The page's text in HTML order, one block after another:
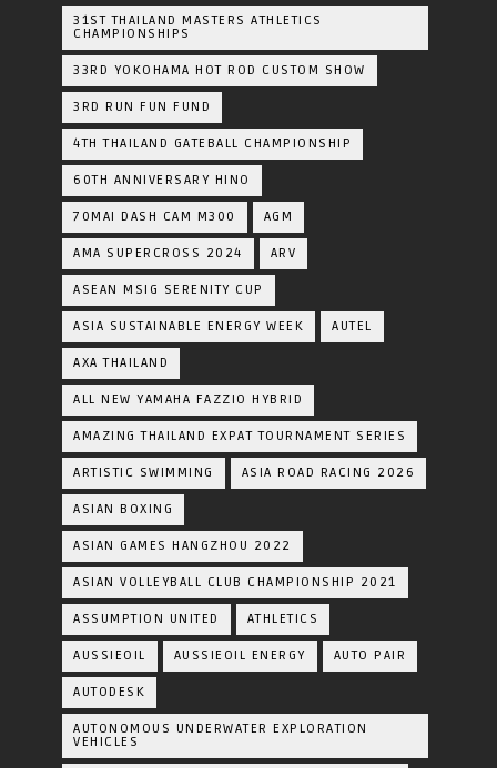
31ST THAILAND MASTERS ATHLETICS
CHAMPIONSHIPS
33RD YOKOHAMA HOT ROD CUSTOM SHOW
3RD RUN FUN FUND
4TH THAILAND GATEBALL CHAMPIONSHIP
60TH ANNIVERSARY HINO
70MAI DASH CAM M300 AGM
AMA SUPERCROSS 2024 ARV
ASEAN MSIG SERENITY CUP
ASIA SUSTAINABLE ENERGY WEEK AUTEL
AXA THAILAND
ALL NEW YAMAHA FAZZIO HYBRID
AMAZING THAILAND EXPAT TOURNAMENT SERIES
ARTISTIC SWIMMING ASIA ROAD RACING 2026
ASIAN BOXING
ASIAN GAMES HANGZHOU 2022
ASIAN VOLLEYBALL CLUB CHAMPIONSHIP 2021
ASSUMPTION UNITED ATHLETICS
AUSSIEOIL AUSSIEOIL ENERGY AUTO PAIR
AUTODESK
AUTONOMOUS UNDERWATER EXPLORATION
VEHICLES